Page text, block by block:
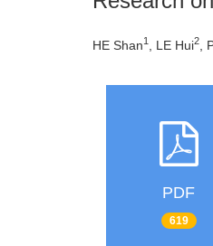
HE Shan1 , LE Hui2 ,
PDF
619